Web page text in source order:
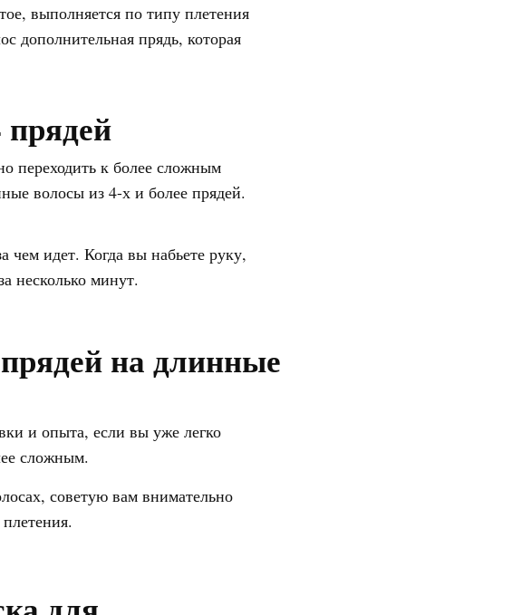
выполняется по типу плетения
дополнительная прядь, которая
переходить к более сложным
волосы из 4-х и более прядей.
чем идет. Когда вы набьете руку,
несколько минут.
на длинные
и опыта, если вы уже легко
сложным.
советую вам внимательно